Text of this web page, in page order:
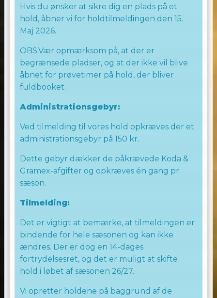
samtidig.
Vi ser frem til at byde dig velkommen i
uforglemmelige øjeblikke fyldt med
danseglæde og energi.
Vi ser frem til at se dig i dansesalen!
WE LOVE TO DANCE
Hvis du ønsker at sikre dig en plads på et
hold, åbner vi for holdtilmeldingen den 15.
Maj 2026.
OBS.Vær opmærksom på, at der er
begrænsede pladser, og at der ikke vil blive
åbnet for prøvetimer på hold, der bliver
fuldbooket.
Administrationsgebyr:
Ved tilmelding til vores hold opkræves der et
administrationsgebyr på 150 kr.
Dette gebyr dækker de påkrævede Koda &
Gramex-afgifter og opkræves én gang pr.
sæson.
Tilmelding:
Det er vigtigt at bemærke, at tilmeldingen er
bindende for hele sæsonen og kan ikke
ændres. Der er dog en 14-dages
fortrydelsesret, og det er muligt at skifte
hold i løbet af sæsonen 26/27.
Vi opretter holdene på baggrund af de